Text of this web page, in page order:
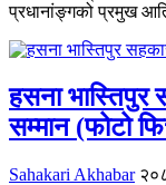
प्रधानांङ्गको प्रमुख
हसना भास्तिपुर
सम्मान (फोटो
Sahakari Akhabar